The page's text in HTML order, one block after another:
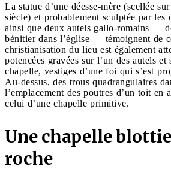
La statue d’une déesse-mère (scellée
siècle) et probablement sculptée par les
ainsi que deux autels gallo-romains —
bénitier dans l’église — témoignent de
christianisation du lieu est également
potencées gravées sur l’un des autels
chapelle, vestiges d’une foi qui s’est
Au-dessus, des trous quadrangulaires
l’emplacement des poutres d’un toit en
celui d’une chapelle primitive.
Une chapelle
roche